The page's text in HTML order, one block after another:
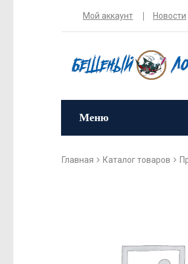
Мой аккаунт Новости
Меню
Главная Каталог товаров